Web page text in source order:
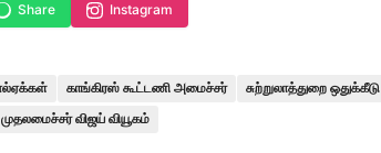
Share Instagram
காங்கிரஸ் கூட்டணி அமைச்சர் சுற்றுலாத்துறை ஒதுக்கீடு
முதலமைச்சர் விஜய் வியூகம்